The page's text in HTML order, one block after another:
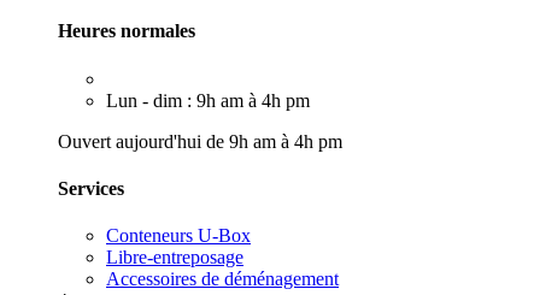
Heures normales
Lun - dim : 9h am à 4h pm
Ouvert aujourd'hui de 9h am à 4h pm
Services
Conteneurs U-Box
Libre-entreposage
Accessoires de déménagement